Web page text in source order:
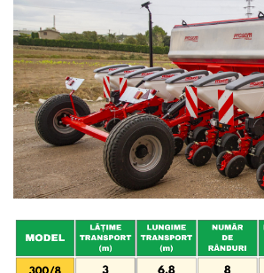
Maşini erbicidat
Mașini pentru săpat
Mașini Împrăștiat Amendamente
Mașini Împrăștiat Sare
Pluguri
Pluguri Reversibile
Pluguri Rotative
Prășitori
Remorci Agricole
Remorci Tehnologice
Remorci Transfer Cereale